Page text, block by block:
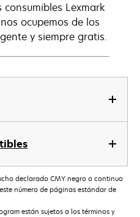
consumibles Lexmark
ocupemos de los
y siempre gratis.
declarado CMY negro o continuo
número de páginas estándar de
están sujetos a los términos y